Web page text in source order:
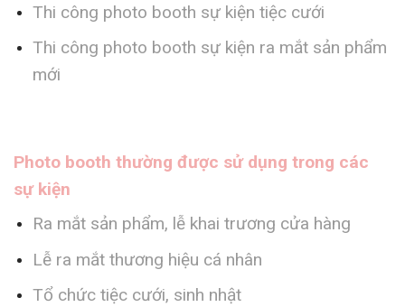
Thi công photo booth sự kiện tiệc cưới
Thi công photo booth sự kiện ra mắt sản phẩm
mới
Photo booth thường được sử dụng trong các
sự kiện
Ra mắt sản phẩm, lễ khai trương cửa hàng
Lễ ra mắt thương hiệu cá nhân
Tổ chức tiệc cưới, sinh nhật